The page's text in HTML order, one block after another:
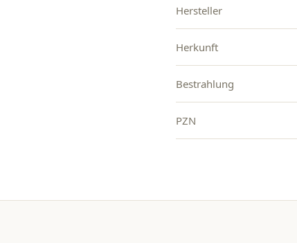
Hersteller
Herkunft
Bestrahlung
PZN